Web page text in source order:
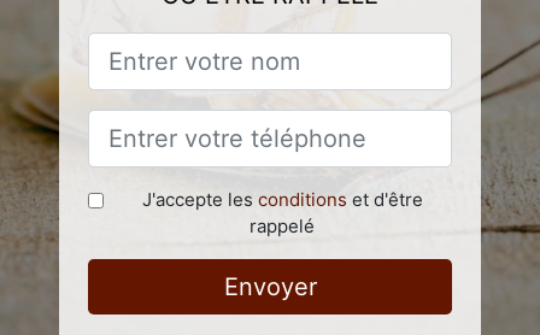
J'accepte les conditions et d'être
rappelé
Envoyer